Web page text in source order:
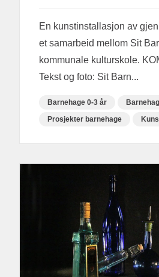
En kunstinstallasjon av
et samarbeid mellom Sit
kommunale kulturskole.
Tekst og foto: Sit Barn...
Barnehage 0-3 år
Prosjekter barnehage